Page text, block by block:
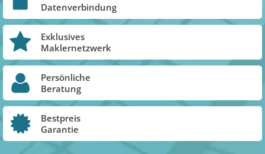
Datenverbindung
Exklusives
Maklernetzwerk
Persönliche
Beratung
Bestpreis
Garantie